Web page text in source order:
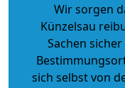
Wir sorgen
Künzelsau
Sachen
sich selbst von